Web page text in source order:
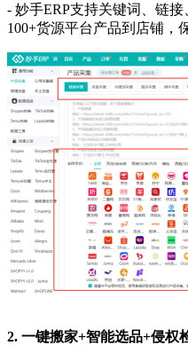
- 妙手ERP支持关键词、链
100+货源平台产品到店铺，
2. 一键搬家+智能选品+侵权